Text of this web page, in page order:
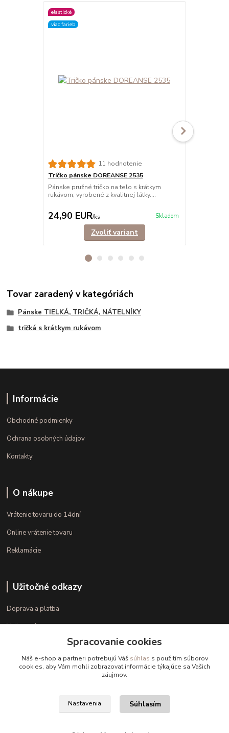
elastické
viac farieb
11 hodnotenie
Tričko pánske DOREANSE 2535
Pánske pružné tričko na telo s krátkym
rukávom, vyrobené z kvalitnej látky....
24,90 EUR/ks Skladom
Zvoliť variant
Tovar zaradený v kategóriách
Pánske TIELKÁ, TRIČKÁ, NÁTELNÍKY
tričká s krátkym rukávom
Informácie
Obchodné podmienky
Ochrana osobných údajov
Kontakty
O nákupe
Vrátenie tovaru do 14dní
Online vrátenie tovaru
Reklamácie
Užitočné odkazy
Doprava a platba
Veľkostné parametre
+421 948 126 423
(Po.-Pi. 10.00 - 15.00)
Spracovanie cookies
Náš e-shop a partneri potrebujú Váš súhlas s použitím súborov
cookies, aby Vám mohli zobrazovať informácie týkajúce sa Vašich
záujmov.
Nastavenia Súhlasím